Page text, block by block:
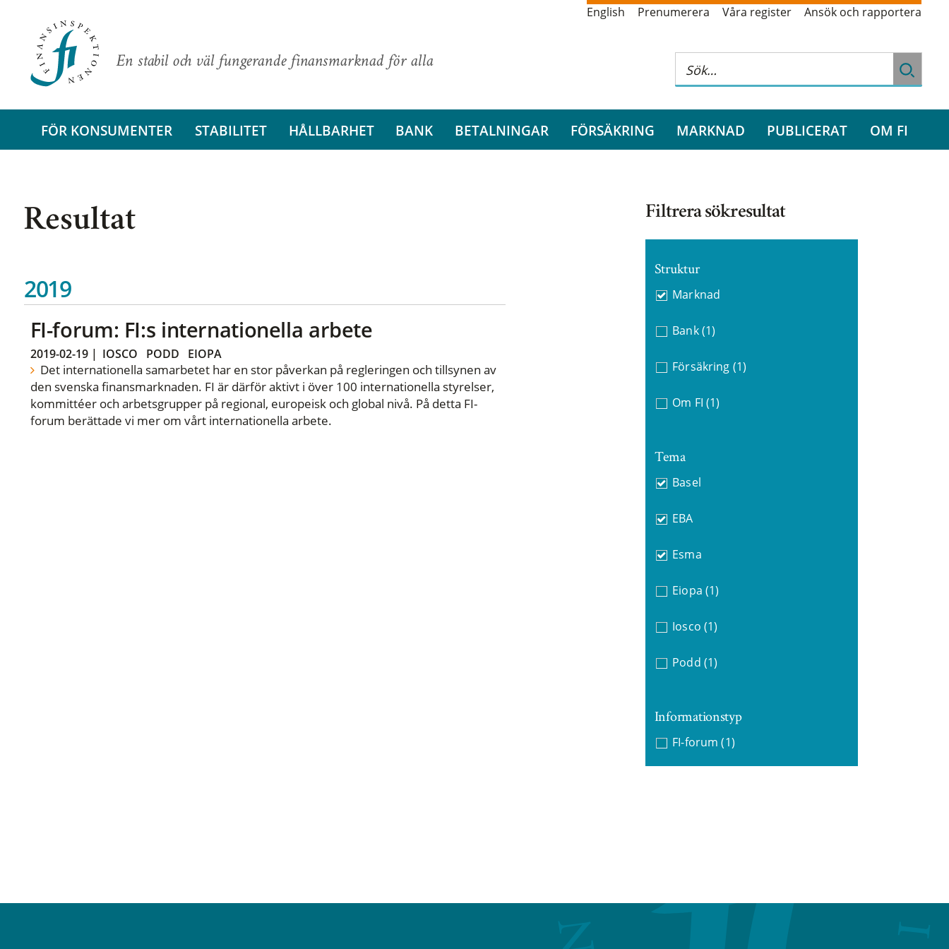
En stabil och väl fungerande finansmarknad för alla
English Prenumerera Våra register Ansök och rapportera
FÖR KONSUMENTER STABILITET HÅLLBARHET BANK BETALNINGAR FÖRSÄKRING MARKNAD PUBLICERAT OM FI
Resultat
2019
FI-forum: FI:s internationella arbete
2019-02-19| IOSCO PODD EIOPA
Det internationella samarbetet har en stor påverkan på regleringen och tillsynen av
den svenska finansmarknaden. FI är därför aktivt i över 100 internationella styrelser,
kommittéer och arbetsgrupper på regional, europeisk och global nivå. På detta FI-
forum berättade vi mer om vårt internationella arbete.
Filtrera sökresultat
Struktur
Marknad
Bank (1)
Försäkring (1)
Om FI (1)
Tema
Basel
EBA
Esma
Eiopa (1)
Iosco (1)
Podd (1)
Informationstyp
FI-forum (1)